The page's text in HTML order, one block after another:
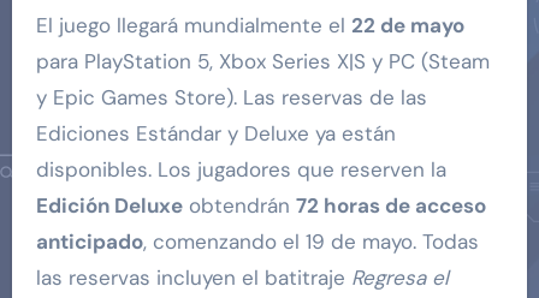
El juego llegará mundialmente el 22 de mayo
para PlayStation 5, Xbox Series X|S y PC (Steam
y Epic Games Store). Las reservas de las
Ediciones Estándar y Deluxe ya están
disponibles. Los jugadores que reserven la
Edición Deluxeobtendrán 72 horas de acceso
anticipado, comenzando el 19 de mayo. Todas
las reservas incluyen el batitraje Regresa el